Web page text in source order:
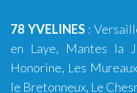
78 YVELINES:
en Laye, Mantes la
Honorine, Les
le Bretonneux, Le